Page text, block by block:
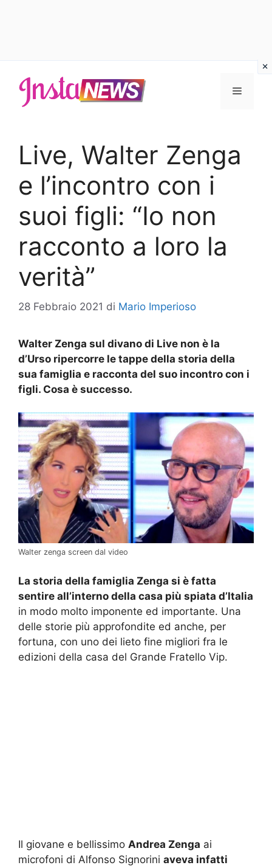
contenuto
Menu
Live, Walter Zenga
e l’incontro con i
suoi figli: “Io non
racconto a loro la
verità”
28 Febbraio 2021 di Mario Imperioso
Walter Zenga sul divano di Live non è la
d’Urso ripercorre le tappe della storia della
sua famiglia e racconta del suo incontro con i
figli. Cosa è successo.
Walter zenga screen dal video
La storia della famiglia Zenga si è fatta
sentire all’interno della casa più spiata d’Italia
in modo molto imponente ed importante. Una
delle storie più approfondite ed anche, per
fortuna, con uno dei lieto fine migliori fra le
edizioni della casa del Grande Fratello Vip.
Il giovane e bellissimo Andrea Zenga ai
microfoni di Alfonso Signorini aveva infatti